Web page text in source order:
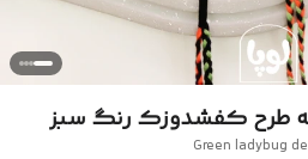
طرح کفشدوزک رنگ سبز
Green ladybug